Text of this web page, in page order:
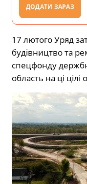
ДОДАТИ ЗАРАЗ
17 лютого Уряд
будівництво та
спецфонду
область на ці